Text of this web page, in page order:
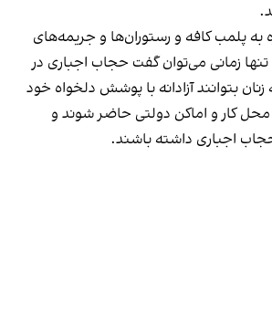
به پلمب کافه و رستوران‌ها و جریمه‌های
تنها زمانی می‌توان گفت حجاب اجباری در
بتوانند آزادانه با پوشش دلخواه خود
محل کار و اماکن دولتی حاضر شوند و
اجباری داشته باشند.